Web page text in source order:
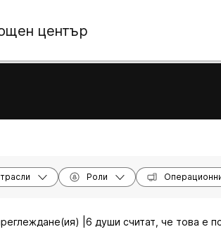
център
Роли
| 6 души считат, че това е